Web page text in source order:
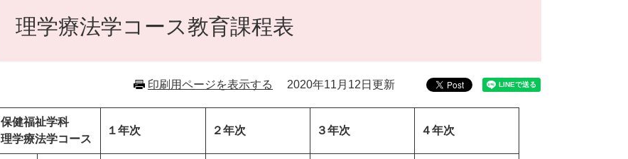
理学療法学コース教育課程表
印刷用ページを表示する 2020年11月12日更新
保健福祉学科
理学療法学コース
１年次 ２年次 ３年次 ４年次